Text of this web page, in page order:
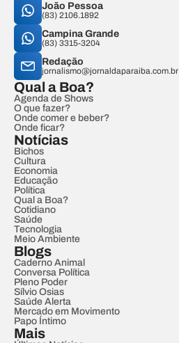
João Pessoa
(83) 2106.1892
Campina Grande
(83) 3315-3204
Redação
jornalismo@jornaldaparaiba.com.br
Qual a Boa?
Agenda de Shows
O que fazer?
Onde comer e beber?
Onde ficar?
Notícias
Bichos
Cultura
Economia
Educação
Política
Qual a Boa?
Cotidiano
Saúde
Tecnologia
Meio Ambiente
Blogs
Caderno Animal
Conversa Política
Pleno Poder
Sílvio Osias
Saúde Alerta
Mercado em Movimento
Papo Íntimo
Mais